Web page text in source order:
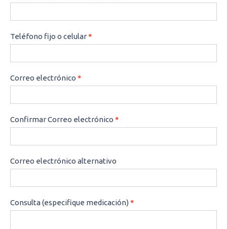
Teléfono fijo o celular*
Correo electrónico *
Confirmar Correo electrónico *
Correo electrónico alternativo
Consulta (especifique medicación)*